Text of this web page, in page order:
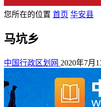
您所在的位置 首页 华安县
马坑乡
中国行政区划网 2020年7月